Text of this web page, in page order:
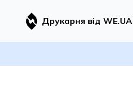
Друкарня від WE.UA